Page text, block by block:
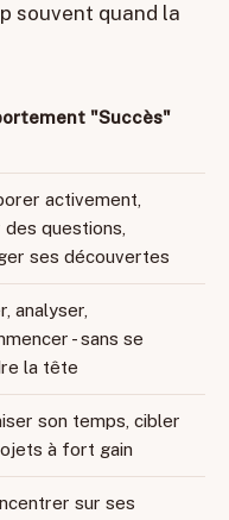
souvent quand la
"Succès"
activement,
questions,
ses découvertes
analyser,
- sans se
la tête
son temps, cibler
à fort gain
sur ses